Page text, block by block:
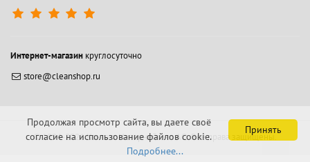
Интернет-магазин круглосуточно
store@cleanshop.ru
© 1994-2026 Контакт Интернейшнл АО.Все права защищены.
Принять
Продолжая просмотр сайта, вы даете своё
согласие на использование файлов cookie.
Подробнее...